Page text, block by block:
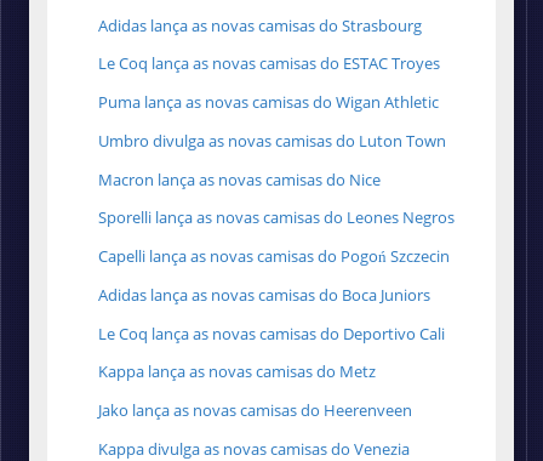
Adidas lança as novas camisas do Strasbourg
Le Coq lança as novas camisas do ESTAC Troyes
Puma lança as novas camisas do Wigan Athletic
Umbro divulga as novas camisas do Luton Town
Macron lança as novas camisas do Nice
Sporelli lança as novas camisas do Leones Negros
Capelli lança as novas camisas do Pogoń Szczecin
Adidas lança as novas camisas do Boca Juniors
Le Coq lança as novas camisas do Deportivo Cali
Kappa lança as novas camisas do Metz
Jako lança as novas camisas do Heerenveen
Kappa divulga as novas camisas do Venezia